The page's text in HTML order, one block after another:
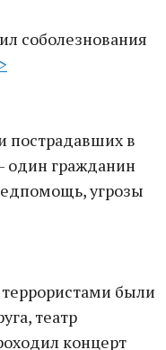
соболезнования
пострадавших в
один гражданин
угрозы
были
театр
концерт